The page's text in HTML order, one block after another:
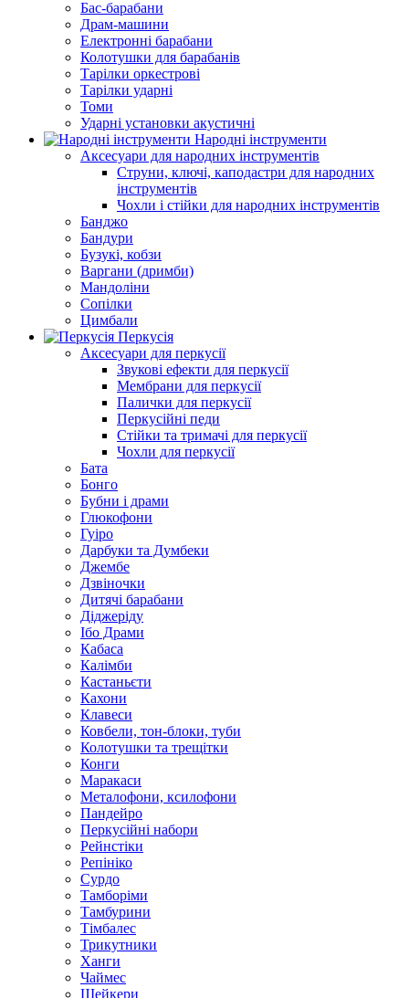
Бас-барабани
Драм-машини
Електронні барабани
Колотушки для барабанів
Тарілки оркестрові
Тарілки ударні
Томи
Ударні установки акустичні
Народні інструменти
Аксесуари для народних інструментів
Струни, ключі, каподастри для народних
інструментів
Чохли і стійки для народних інструментів
Банджо
Бандури
Бузукі, кобзи
Варгани (дримби)
Мандоліни
Сопілки
Цимбали
Перкусія
Аксесуари для перкусії
Звукові ефекти для перкусії
Мембрани для перкусії
Палички для перкусії
Перкусійні педи
Стійки та тримачі для перкусії
Чохли для перкусії
Бата
Бонго
Бубни і драми
Глюкофони
Гуіро
Дарбуки та Думбеки
Джембе
Дзвіночки
Дитячі барабани
Діджеріду
Ібо Драми
Кабаса
Калімби
Кастаньєти
Кахони
Клавеси
Ковбели, тон-блоки, туби
Колотушки та трещітки
Конги
Маракаси
Металофони, ксилофони
Пандейро
Перкусійні набори
Рейнстіки
Репініко
Сурдо
Тамборіми
Тамбурини
Тімбалес
Трикутники
Ханги
Чаймес
Шейкери